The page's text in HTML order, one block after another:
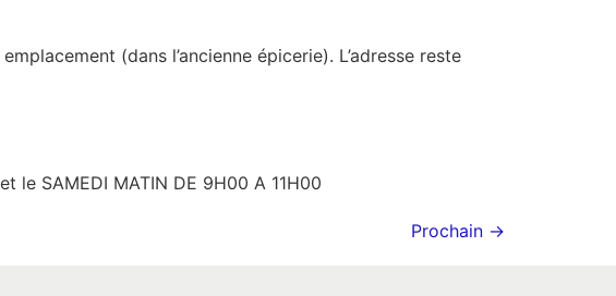
(dans l’ancienne épicerie). L’adresse reste
le SAMEDI MATIN DE 9H00 A 11H00
Prochain →